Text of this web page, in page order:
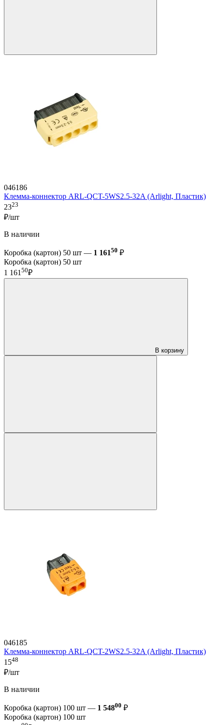
046186
Клемма-коннектор ARL-QCT-5WS2.5-32A (Arlight, Пластик)
2323
₽/шт
В наличии
Коробка (картон) 50 шт — 1 16150 ₽
Коробка (картон) 50 шт
1 16150₽
В корзину
046185
Клемма-коннектор ARL-QCT-2WS2.5-32A (Arlight, Пластик)
1548
₽/шт
В наличии
Коробка (картон) 100 шт — 1 54800 ₽
Коробка (картон) 100 шт